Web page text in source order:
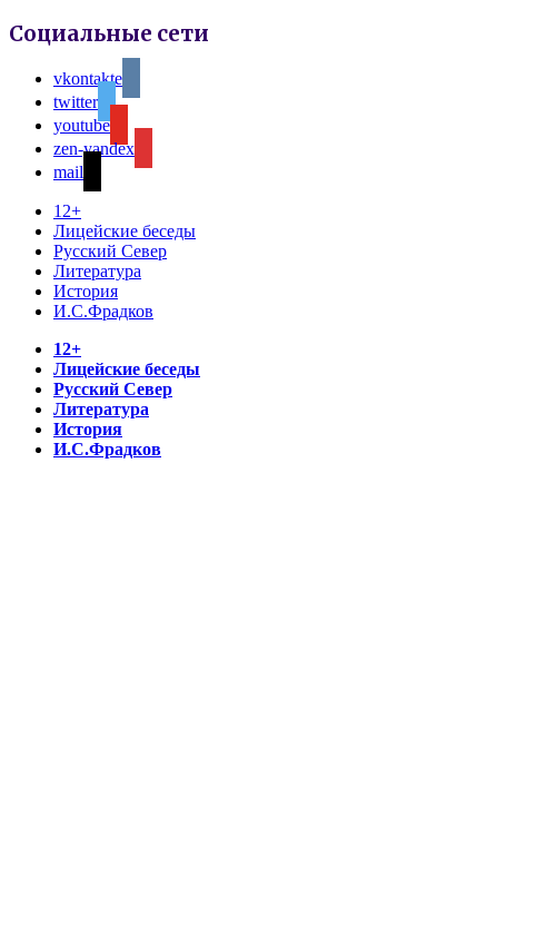
Социальные сети
vkontakte
twitter
youtube
zen-yandex
mail
12+
Лицейские беседы
Русский Север
Литература
История
И.С.Фрадков
12+
Лицейские беседы
Русский Север
Литература
История
И.С.Фрадков